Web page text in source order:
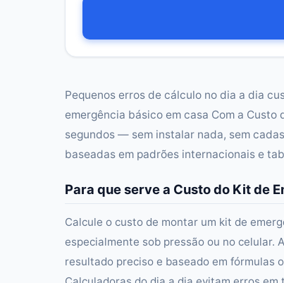
Pequenos erros de cálculo no dia a dia
emergência básico em casa Com a
segundos — sem instalar nada, sem
baseadas em padrões internacionais e
Para que serve a Custo do Kit de
Calcule o custo de montar um kit de
especialmente sob pressão ou no celular. A
resultado preciso e baseado em fórmulas